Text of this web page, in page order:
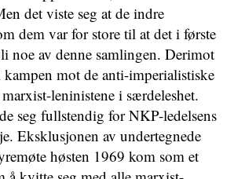
det viste seg at de indre
dem var for store til at det i første
noe av denne samlingen. Derimot
mot de anti-imperialistiske
leninistene i særdeleshet.
seg fullstendig for NKP-ledelsens
Eksklusjonen av undertegnede
høsten 1969 kom som et